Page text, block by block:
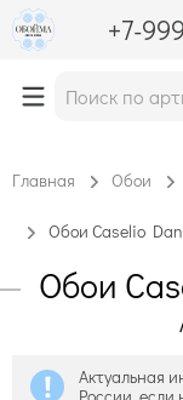
+7-
Главная Обои
Обои Caselio
Обои
Актуальная